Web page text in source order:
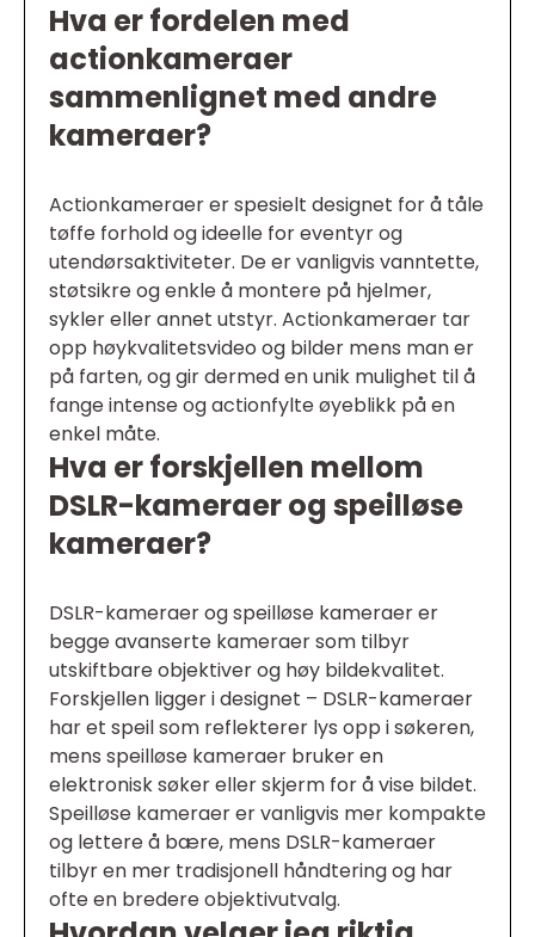
Hva er fordelen med
actionkameraer
sammenlignet med andre
kameraer?
Actionkameraer er spesielt designet for å tåle
tøffe forhold og ideelle for eventyr og
utendørsaktiviteter. De er vanligvis vanntette,
støtsikre og enkle å montere på hjelmer,
sykler eller annet utstyr. Actionkameraer tar
opp høykvalitetsvideo og bilder mens man er
på farten, og gir dermed en unik mulighet til å
fange intense og actionfylte øyeblikk på en
enkel måte.
Hva er forskjellen mellom
DSLR-kameraer og speilløse
kameraer?
DSLR-kameraer og speilløse kameraer er
begge avanserte kameraer som tilbyr
utskiftbare objektiver og høy bildekvalitet.
Forskjellen ligger i designet – DSLR-kameraer
har et speil som reflekterer lys opp i søkeren,
mens speilløse kameraer bruker en
elektronisk søker eller skjerm for å vise bildet.
Speilløse kameraer er vanligvis mer kompakte
og lettere å bære, mens DSLR-kameraer
tilbyr en mer tradisjonell håndtering og har
ofte en bredere objektivutvalg.